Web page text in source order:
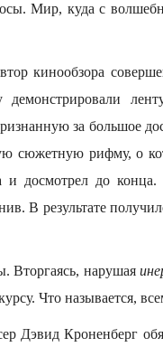
Мир, куда с
кинообзора
демонстрировали
за большое
сюжетную рифму, о
и досмотрел до конца.
В результате
Вторгаясь, нарушая
Что называется,
Дэвид Кроненберг